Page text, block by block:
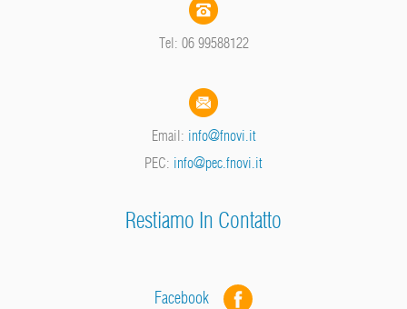
Tel: 06 99588122
Email: info@fnovi.it
PEC: info@pec.fnovi.it
Restiamo In Contatto
Facebook